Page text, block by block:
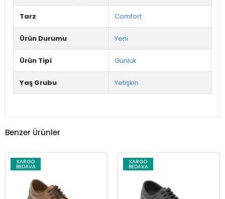
Tarz Comfort
Ürün Durumu Yeni
Ürün Tipi Günlük
Yaş Grubu Yetişkin
Benzer Ürünler
KARGO
BEDAVA
KARGO
BEDAVA